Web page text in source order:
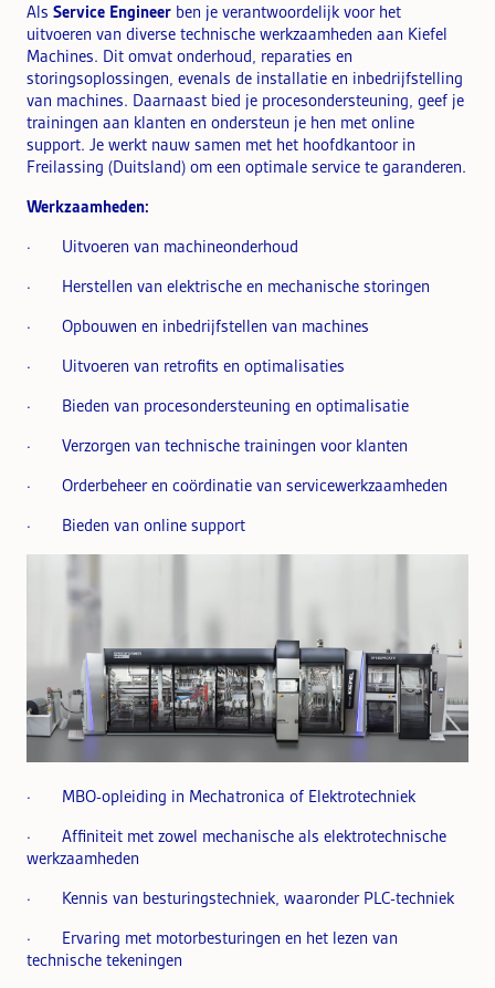
Als Service Engineer ben je verantwoordelijk voor het
uitvoeren van diverse technische werkzaamheden aan Kiefel
Machines. Dit omvat onderhoud, reparaties en
storingsoplossingen, evenals de installatie en inbedrijfstelling
van machines. Daarnaast bied je procesondersteuning, geef je
trainingen aan klanten en ondersteun je hen met online
support. Je werkt nauw samen met het hoofdkantoor in
Freilassing (Duitsland) om een optimale service te garanderen.
Werkzaamheden:
· Uitvoeren van machineonderhoud
· Herstellen van elektrische en mechanische storingen
· Opbouwen en inbedrijfstellen van machines
· Uitvoeren van retrofits en optimalisaties
· Bieden van procesondersteuning en optimalisatie
· Verzorgen van technische trainingen voor klanten
· Orderbeheer en coördinatie van servicewerkzaamheden
· Bieden van online support
· MBO-opleiding in Mechatronica of Elektrotechniek
· Affiniteit met zowel mechanische als elektrotechnische
werkzaamheden
· Kennis van besturingstechniek, waaronder PLC-techniek
· Ervaring met motorbesturingen en het lezen van
technische tekeningen